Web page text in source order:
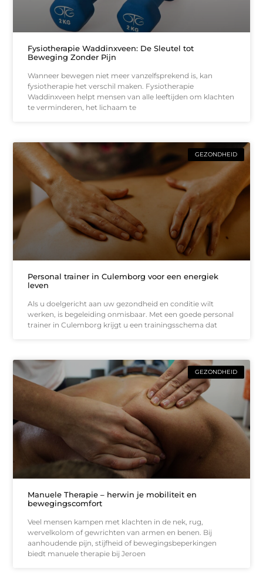
Fysiotherapie Waddinxveen: De Sleutel tot
Beweging Zonder Pijn
Wanneer bewegen niet meer vanzelfsprekend is, kan
fysiotherapie het verschil maken. Fysiotherapie
Waddinxveen helpt mensen van alle leeftijden om klachten
te verminderen, het lichaam te
GEZONDHEID
Personal trainer in Culemborg voor een energiek
leven
Als u doelgericht aan uw gezondheid en conditie wilt
werken, is begeleiding onmisbaar. Met een goede personal
trainer in Culemborg krijgt u een trainingsschema dat
GEZONDHEID
Manuele Therapie – herwin je mobiliteit en
bewegingscomfort
Veel mensen kampen met klachten in de nek, rug,
wervelkolom of gewrichten van armen en benen. Bij
aanhoudende pijn, stijfheid of bewegingsbeperkingen
biedt manuele therapie bij Jeroen